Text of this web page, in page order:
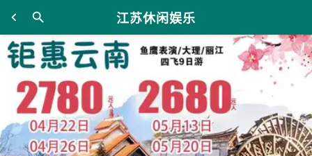
江苏休闲娱乐